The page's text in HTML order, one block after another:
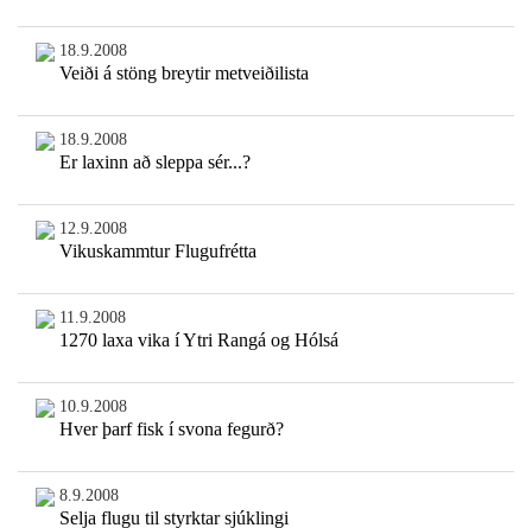
18.9.2008
Veiði á stöng breytir metveiðilista
18.9.2008
Er laxinn að sleppa sér...?
12.9.2008
Vikuskammtur Flugufrétta
11.9.2008
1270 laxa vika í Ytri Rangá og Hólsá
10.9.2008
Hver þarf fisk í svona fegurð?
8.9.2008
Selja flugu til styrktar sjúklingi